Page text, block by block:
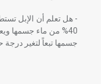
- هل تعلم أن الإبل
40% من ماء جسمها
جسمها تبعاً لتغير درجة